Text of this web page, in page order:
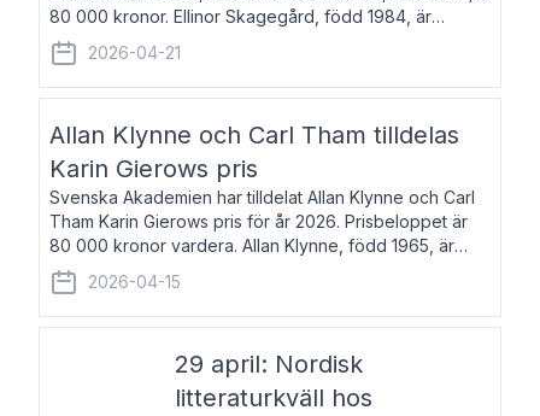
80 000 kronor. Ellinor Skagegård, född 1984, är
författare, journalist och musiker. Hon skriver
återkommande för Svenska Dagbladet, Ups
2026-04-21
Allan Klynne och Carl Tham tilldelas
Karin Gierows pris
Svenska Akademien har tilldelat Allan Klynne och Carl
Tham Karin Gierows pris för år 2026. Prisbeloppet är
80 000 kronor vardera. Allan Klynne, född 1965, är
arkeolog, författare, översättare och fil.dr i antikens
kultur och samhällsliv. Ut
2026-04-15
29 april: Nordisk
litteraturkväll hos